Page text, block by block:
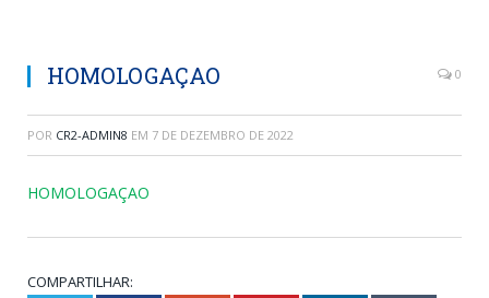
HOMOLOGAÇAO 0
POR CR2-ADMIN8 EM 7 DE DEZEMBRO DE 2022
HOMOLOGAÇAO
COMPARTILHAR: